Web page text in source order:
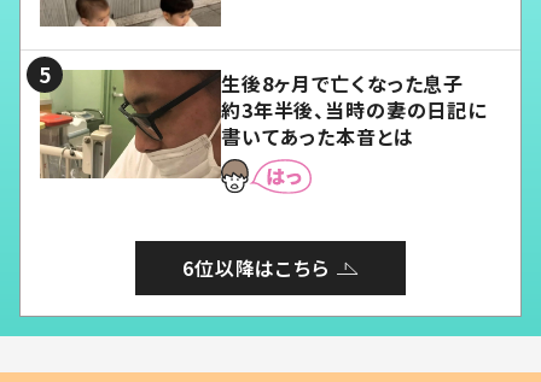
生後8ヶ月で亡くなった息子
約3年半後、当時の妻の日記に
書いてあった本音とは
6位以降はこちら